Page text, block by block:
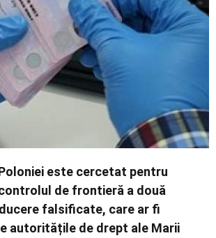
este cercetat pentru
de frontieră a două
falsificate, care ar fi
autoritățile de drept ale Marii